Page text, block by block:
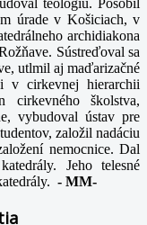
úrade v Košiciach, v
archidiakona
Sústreďoval sa
utlmil aj maďarizačné
v cirkevnej hierarchii
cirkevného školstva,
vybudoval ústav pre
založil nadáciu
nemocnice. Dal
Jeho telesné
- MM-